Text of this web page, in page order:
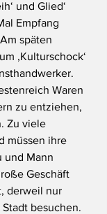
und Glied‘
Empfang
späten
‚Kulturschock‘
Waren
zu entziehen,
Zu viele
müssen ihre
und Mann
Geschäft
derweil nur
besuchen.